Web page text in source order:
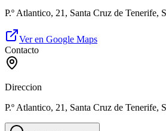
P.º Atlantico, 21, Santa Cruz de Tenerife,
Ver en Google Maps
Contacto
Direccion
P.º Atlantico, 21, Santa Cruz de Tenerife,